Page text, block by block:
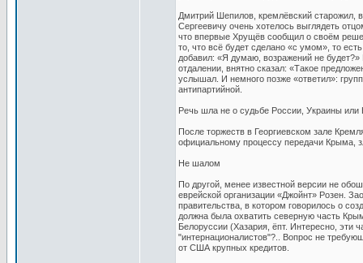
Дмитрий Шепилов, кремлёвский старожил,
Сергеевичу очень хотелось выглядеть
что впервые Хрущёв сообщил о своём
то, что всё будет сделано «с умом», то
добавил: «Я думаю, возражений не
отдалении, внятно сказал: «Такое
услышал. И немного позже «ответил»:
антипартийной.
Речь шла не о судьбе России, Украины
После торжеств в Георгиевском зале
официальному процессу передачи Крыма,
Не шалом
По другой, менее известной версии не
еврейской организации «Джойнт» Розен.
правительства, в котором говорилось о
должна была охватить северную часть
Белоруссии (Хазария, ёпт. Интересно, эти
"интернационалистов"?.. Вопрос не
от США крупных кредитов.